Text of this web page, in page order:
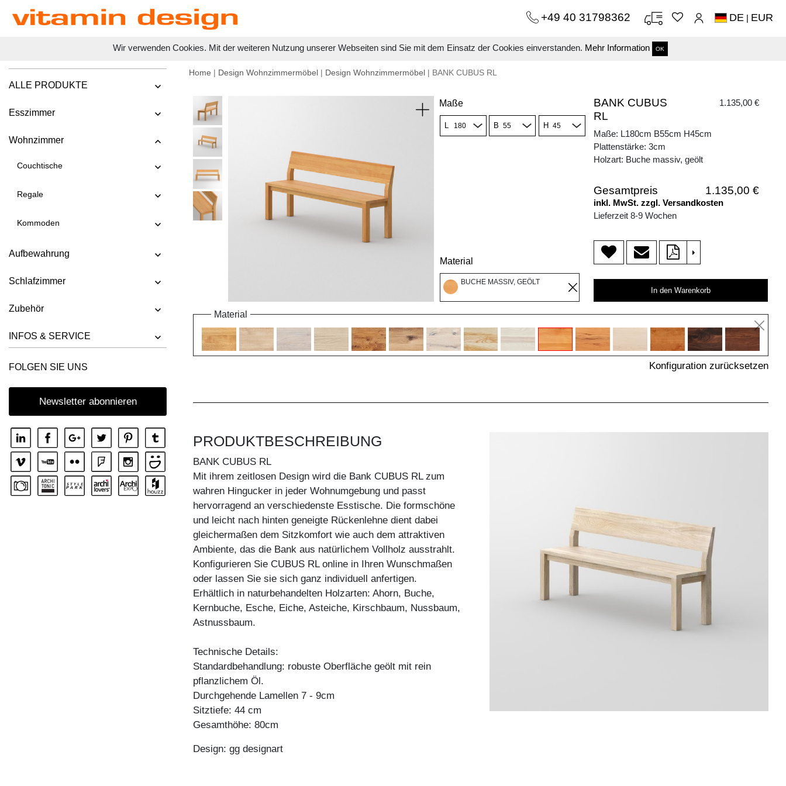
Wir verwenden Cookies. Mit der weiteren Nutzung unserer Webseiten sind Sie mit dem Einsatz der Cookies einverstanden. Mehr Information OK
+49 40 31798362 DE | EUR
ALLE PRODUKTE
Esszimmer
Wohnzimmer
Couchtische
Regale
Kommoden
Aufbewahrung
Schlafzimmer
Zubehör
INFOS & SERVICE
FOLGEN SIE UNS
Newsletter abonnieren
Home | Design Wohnzimmermöbel | Design Wohnzimmermöbel | BANK CUBUS RL
Maße
L B H
Material
BUCHE MASSIV, GEÖLT
BANK CUBUS
RL
1.135,00 €
Maße: L180cm B55cm H45cm
Plattenstärke: 3cm
Holzart: Buche massiv, geölt
Gesamtpreis 1.135,00 €
inkl. MwSt. zzgl. Versandkosten
Lieferzeit 8-9 Wochen
>
In den Warenkorb
Material
Konfiguration zurücksetzen
PRODUKTBESCHREIBUNG
BANK CUBUS RL
Mit ihrem zeitlosen Design wird die Bank CUBUS RL zum
wahren Hingucker in jeder Wohnumgebung und passt
hervorragend an verschiedenste Esstische. Die formschöne
und leicht nach hinten geneigte Rückenlehne dient dabei
gleichermaßen dem Sitzkomfort wie auch dem attraktiven
Ambiente, das die Bank aus natürlichem Vollholz ausstrahlt.
Konfigurieren Sie CUBUS RL online in Ihren Wunschmaßen
oder lassen Sie sie sich ganz individuell anfertigen.
Erhältlich in naturbehandelten Holzarten: Ahorn, Buche,
Kernbuche, Esche, Eiche, Asteiche, Kirschbaum, Nussbaum,
Astnussbaum.
Technische Details:
Standardbehandlung: robuste Oberfläche geölt mit rein
pflanzlichem Öl.
Durchgehende Lamellen 7 - 9cm
Sitztiefe: 44 cm
Gesamthöhe: 80cm
Design: gg designart